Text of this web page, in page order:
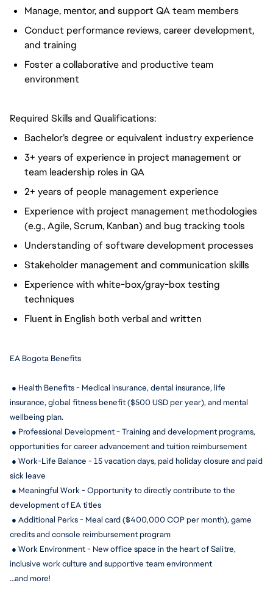
Manage, mentor, and support QA team members
Conduct performance reviews, career development,
and training
Foster a collaborative and productive team
environment
Required Skills and Qualifications:
Bachelor’s degree or equivalent industry experience
3+ years of experience in project management or
team leadership roles in QA
2+ years of people management experience
Experience with project management methodologies
(e.g., Agile, Scrum, Kanban) and bug tracking tools
Understanding of software development processes
Stakeholder management and communication skills
Experience with white-box/gray-box testing
techniques
Fluent in English both verbal and written
EA Bogota Benefits
● Health Benefits - Medical insurance, dental insurance, life
insurance, global fitness benefit ($500 USD per year), and mental
wellbeing plan.
● Professional Development - Training and development programs,
opportunities for career advancement and tuition reimbursement
● Work-Life Balance - 15 vacation days, paid holiday closure and paid
sick leave
● Meaningful Work - Opportunity to directly contribute to the
development of EA titles
● Additional Perks - Meal card ($400,000 COP per month), game
credits and console reimbursement program
● Work Environment - New office space in the heart of Salitre,
inclusive work culture and supportive team environment
…and more!